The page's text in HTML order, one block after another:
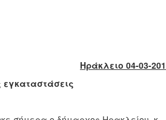
Ηράκλειο 04-03-
εγκαταστάσεις